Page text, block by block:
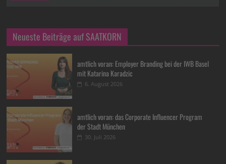
Neueste Beiträge auf SAATKORN
amtlich voran: Employer Branding bei der IWB Basel
mit Katarina Karadzic
6. August 2026
amtlich voran: das Corporate Influencer Program
der Stadt München
30. Juli 2026